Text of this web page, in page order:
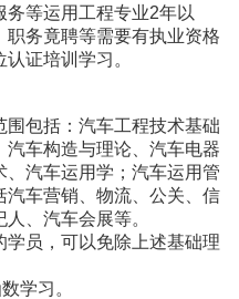
等运用工程专业2年以
职务竟聘等需要有执业资格
证培训学习。
包括：汽车工程技术基础
车构造与理论、汽车电器
汽车运用学；汽车运用管
车营销、物流、公关、信
、汽车会展等。
员，可以免除上述基础理
学习。